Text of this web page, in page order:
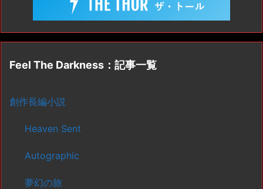
Feel The Darkness：記事一覧
創作長編小説
Heaven Sent
Autographic
夢幻の旅